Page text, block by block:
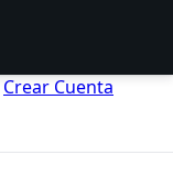
Crear Cuenta